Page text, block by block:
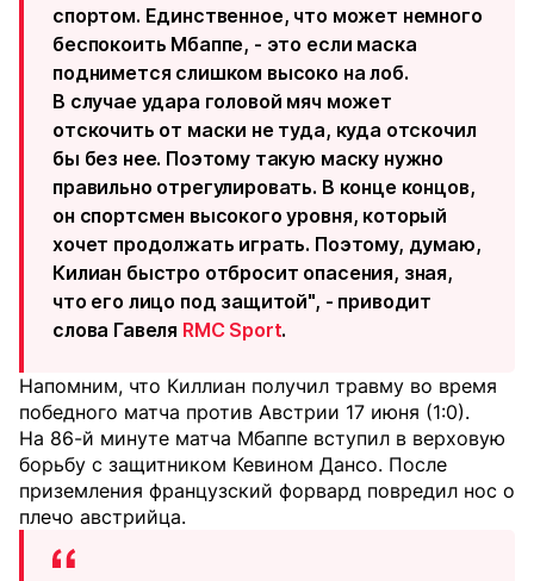
спортом. Единственное, что может немного
беспокоить Мбаппе, - это если маска
поднимется слишком высоко на лоб.
В случае удара головой мяч может
отскочить от маски не туда, куда отскочил
бы без нее. Поэтому такую маску нужно
правильно отрегулировать. В конце концов,
он спортсмен высокого уровня, который
хочет продолжать играть. Поэтому, думаю,
Килиан быстро отбросит опасения, зная,
что его лицо под защитой", - приводит
слова Гавеля RMC Sport.
Напомним, что Киллиан получил травму во время
победного матча против Австрии 17 июня (1:0).
На 86-й минуте матча Мбаппе вступил в верховую
борьбу с защитником Кевином Дансо. После
приземления французский форвард повредил нос о
плечо австрийца.